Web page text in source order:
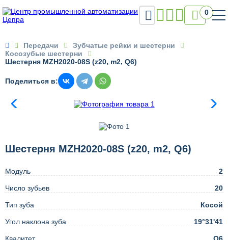
 0
 Передачи
Зубчатые рейки и шестерни
Косозубые шестерни
Шестерня MZH2020-08S (z20, m2, Q6)
Поделиться в:
Шестерня MZH2020-08S (z20, m2, Q6)
Модуль 2
Число зубьев 20
Тип зуба Косой
Угол наклона зуба 19°31'41